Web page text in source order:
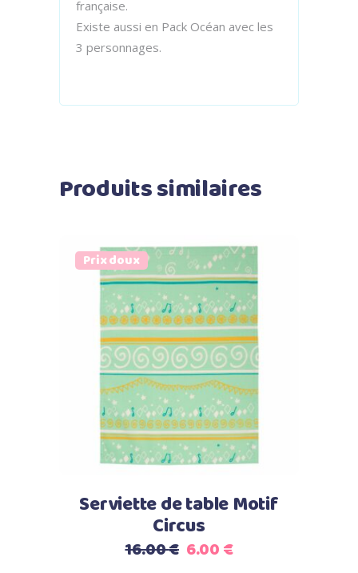
française.
Existe aussi en Pack Océan avec les
3 personnages.
Produits similaires
Prix doux
Ajouter au panier
Serviette de table Motif
Circus
16.00€ Le
6.00€Le